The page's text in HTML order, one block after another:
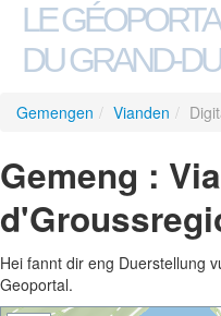
LE
DU GRAND-
Gemengen / Vianden /
Gemeng :
Hei fannt dir eng Duerstellung
Geoportal.